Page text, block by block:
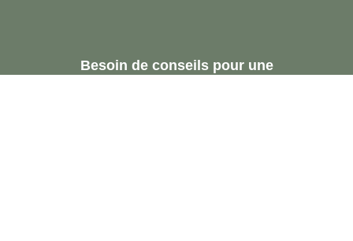
Besoin de conseils pour une